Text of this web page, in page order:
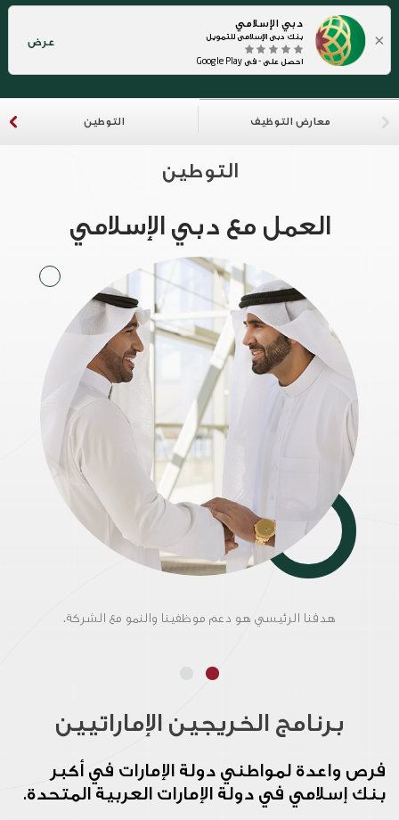
×
دبي الإسلامي
بنك دبي الإسلامي للتمويل
احصل على - في Google Play
عرض
معارض التوظيف التوطين
التوطين
العمل مع دبي الإسلامي
هدفنا الرئيسي هو دعم موظفينا والنمو مع الشركة.
برنامج الخريجين الإماراتيين
فرص واعدة لمواطني دولة الإمارات في أكبر
بنك إسلامي في دولة الإمارات العربية المتحدة.